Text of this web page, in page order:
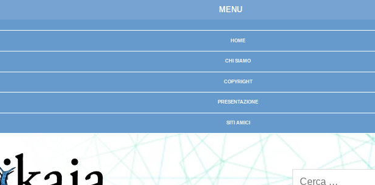
MENU
HOME
CHI SIAMO
COPYRIGHT
PRESENTAZIONE
SITI AMICI